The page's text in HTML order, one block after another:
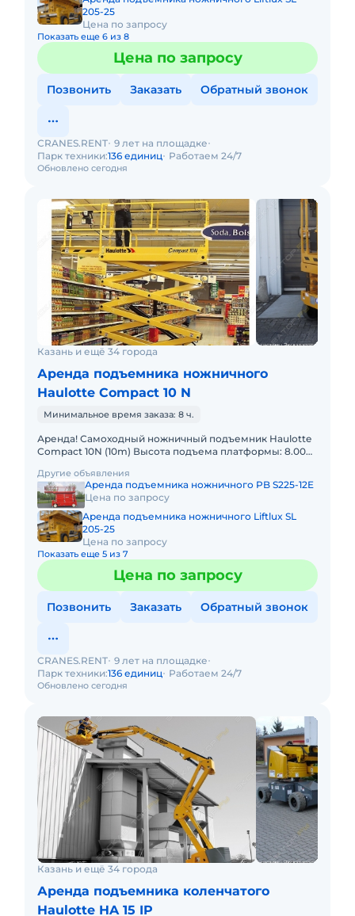
205-25
Цена по запросу
Показать еще 6 из 8
Цена по запросу
Позвонить Заказать Обратный звонок
Обновлено сегодня
CRANES.RENT 9 лет на площадке
Парк техники:136 единиц Работаем 24/7
Казань и ещё 34 города
Аренда подъемника ножничного
Haulotte Compact 10 N
Минимальное время заказа: 8 ч.
Аренда! Самоходный ножничный подъемник Haulotte
Compact 10N (10m) Высота подъема платформы: 8.00м
платформы:
Другие объявления
Аренда подъемника ножничного PB S225-12E
Цена по запросу
Аренда подъемника ножничного Liftlux SL
205-25
Цена по запросу
Показать еще 5 из 7
Цена по запросу
Позвонить Заказать Обратный звонок
Обновлено сегодня
CRANES.RENT 9 лет на площадке
Парк техники:136 единиц Работаем 24/7
Казань и ещё 34 города
Аренда подъемника коленчатого
Haulotte HA 15 IP